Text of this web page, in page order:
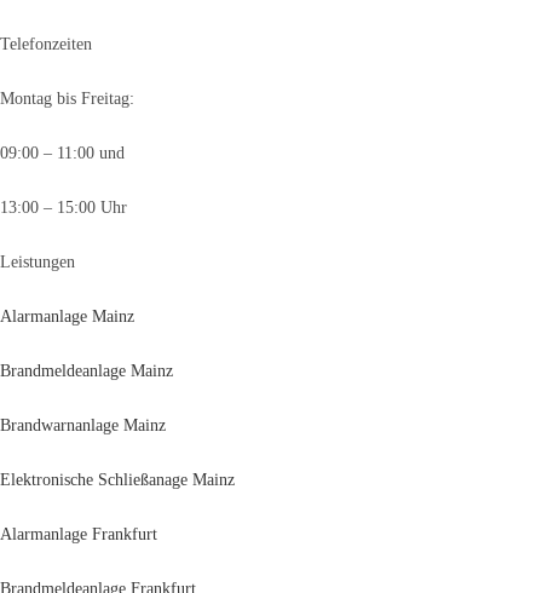
Telefonzeiten
Montag bis Freitag:
09:00 – 11:00 und
13:00 – 15:00 Uhr
Leistungen
Alarmanlage Mainz
Brandmeldeanlage Mainz
Brandwarnanlage Mainz
Elektronische Schließanage Mainz
Alarmanlage Frankfurt
Brandmeldeanlage Frankfurt